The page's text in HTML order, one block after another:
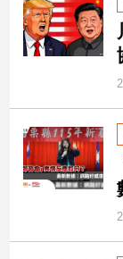
影
區
合